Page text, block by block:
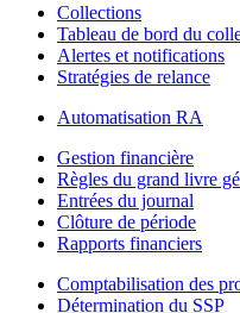
Collections
Tableau de bord du
Alertes et notifications
Stratégies de relance
Automatisation RA
Gestion financière
Règles du grand livre
Entrées du journal
Clôture de période
Rapports financiers
Comptabilisation des
Détermination du SSP